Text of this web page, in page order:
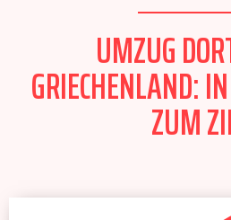
UMZUG
GRIECHENLAND:
ZUM